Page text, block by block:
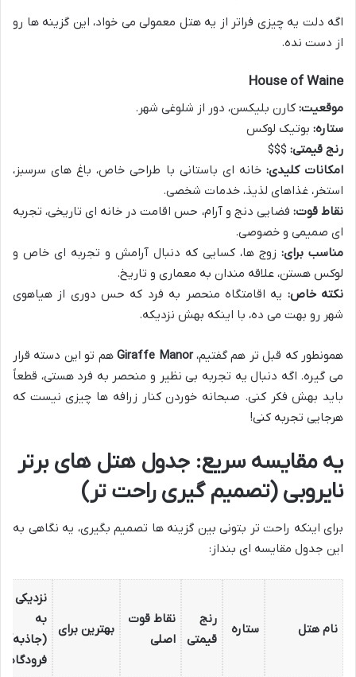
اگه دلت یه چیزی فراتر از یه هتل معمولی می خواد، این گزینه ها رو
از دست نده.
House of Waine
موقعیت: کارن بلیکسن، دور از شلوغی شهر.
ستاره: بوتیک لوکس
رنج قیمتی: $$$
امکانات کلیدی: خانه ای باستانی با طراحی خاص، باغ های سرسبز،
استخر، غذاهای لذیذ، خدمات شخصی.
نقاط قوت: فضایی دنج و آرام، حس اقامت در خانه ای تاریخی، تجربه
ای صمیمی و خصوصی.
مناسب برای: زوج ها، کسایی که دنبال آرامش و تجربه ای خاص و
لوکس هستن، علاقه مندان به معماری و تاریخ.
نکته خاص: یه اقامتگاه منحصر به فرد که حس دوری از هیاهوی
شهر رو بهت می ده، با اینکه بهش نزدیکه.
همونطور که قبل تر هم گفتیم،Giraffe Manorهم تو این دسته قرار
می گیره. اگه دنبال یه تجربه بی نظیر و منحصر به فرد هستی، قطعاً
باید بهش فکر کنی. صبحانه خوردن کنار زرافه ها چیزی نیست که
هرجایی تجربه کنی!
یه مقایسه سریع: جدول هتل های برتر
نایروبی (تصمیم گیری راحت تر)
برای اینکه راحت تر بتونی بین گزینه ها تصمیم بگیری، یه نگاهی به
این جدول مقایسه ای بنداز:
نام هتل ستاره
رنج
قیمتی
نقاط قوت
اصلی
بهترین برای
نزدیکی
به
(جاذبه/
فرودگاه)